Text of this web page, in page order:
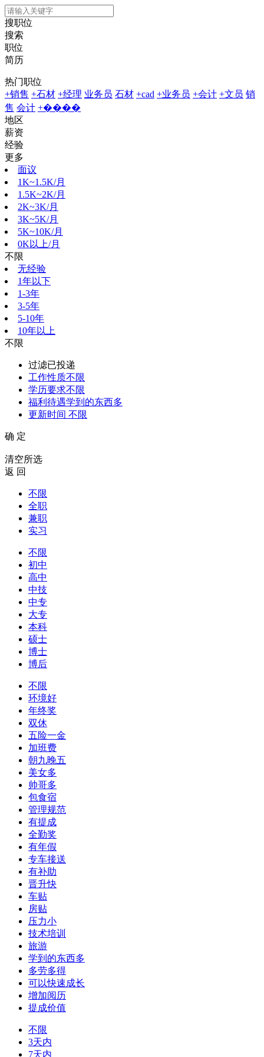
搜职位
搜索
职位
简历
热门职位
+销售 +石材 +经理 业务员 石材 +cad +业务员 +会计 +文员 销
售 会计 +����
地区
薪资
经验
更多
面议
1K~1.5K/月
1.5K~2K/月
2K~3K/月
3K~5K/月
5K~10K/月
0K以上/月
不限
无经验
1年以下
1-3年
3-5年
5-10年
10年以上
不限
过滤已投递
工作性质不限
学历要求不限
福利待遇学到的东西多
更新时间 不限
确 定
清空所选
返 回
不限
全职
兼职
实习
不限
初中
高中
中技
中专
大专
本科
硕士
博士
博后
不限
环境好
年终奖
双休
五险一金
加班费
朝九晚五
美女多
帅哥多
包食宿
管理规范
有提成
全勤奖
有年假
专车接送
有补助
晋升快
车贴
房贴
压力小
技术培训
旅游
学到的东西多
多劳多得
可以快速成长
增加阅历
提成价值
不限
3天内
7天内